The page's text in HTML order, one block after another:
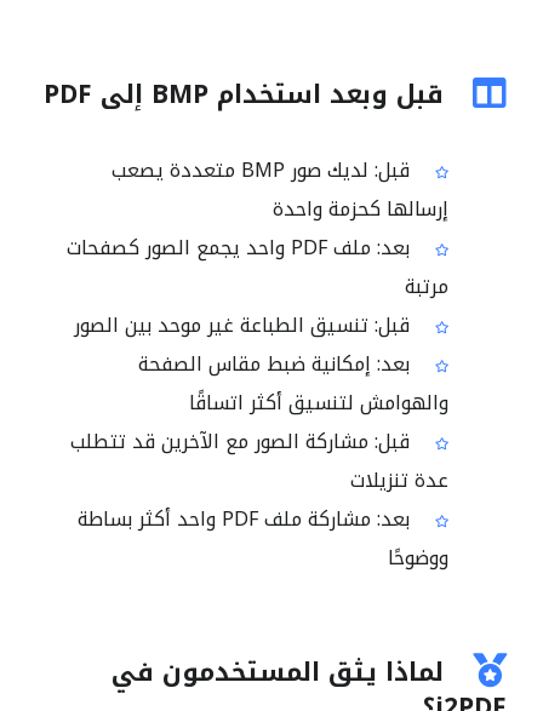
قبل وبعد استخدام BMP إلى PDF
قبل: لديك صور BMP متعددة يصعب
إرسالها كحزمة واحدة
بعد: ملف PDF واحد يجمع الصور كصفحات
مرتبة
قبل: تنسيق الطباعة غير موحد بين الصور
بعد: إمكانية ضبط مقاس الصفحة
والهوامش لتنسيق أكثر اتساقًا
قبل: مشاركة الصور مع الآخرين قد تتطلب
عدة تنزيلات
بعد: مشاركة ملف PDF واحد أكثر بساطة
ووضوحًا
لماذا يثق المستخدمون في